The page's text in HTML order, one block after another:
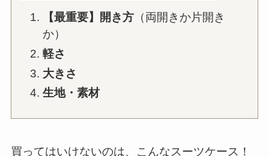
【最重要】開き方（両開きか片開き
か）
軽さ
大きさ
生地・素材
買ってはいけないのは、こんなスーツケース！